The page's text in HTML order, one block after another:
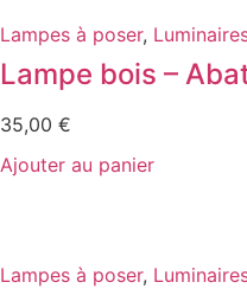
Lampes à poser,
Lampe bois –
35,00 €
Ajouter au panier
Lampes à poser,